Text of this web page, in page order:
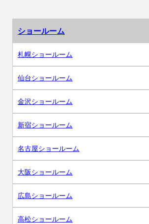
ショールーム
札幌ショールーム
仙台ショールーム
金沢ショールーム
新宿ショールーム
名古屋ショールーム
大阪ショールーム
広島ショールーム
高松ショールーム